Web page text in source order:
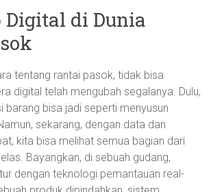
Digital di Dunia
tentang rantai pasok, tidak bisa
digital telah mengubah segalanya. Dulu,
barang bisa jadi seperti menyusun
sekarang, dengan data dan
kita bisa melihat semua bagian dari
Bayangkan, di sebuah gudang,
dengan teknologi pemantauan real-